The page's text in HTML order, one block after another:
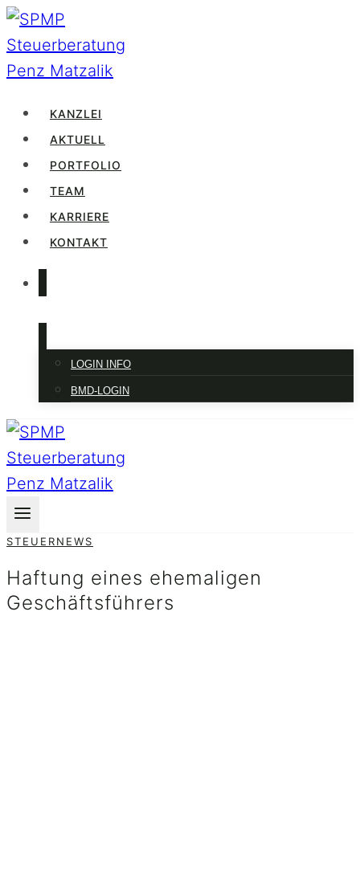
Zum
Inhalt
springen
KANZLEI
AKTUELL
PORTFOLIO
TEAM
KARRIERE
KONTAKT
LOGIN INFO
BMD-LOGIN
STEUERNEWS
Haftung eines ehemaligen
Geschäftsführers